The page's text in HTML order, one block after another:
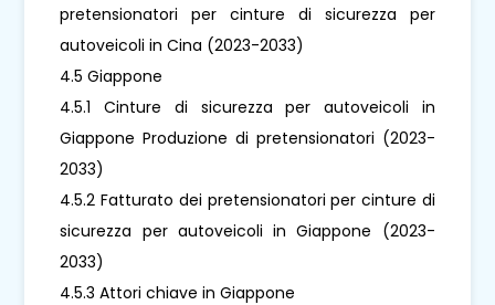
pretensionatori per cinture di sicurezza per
autoveicoli in Cina (2023-2033)
4.5 Giappone
4.5.1 Cinture di sicurezza per autoveicoli in
Giappone Produzione di pretensionatori (2023-
2033)
4.5.2 Fatturato dei pretensionatori per cinture di
sicurezza per autoveicoli in Giappone (2023-
2033)
4.5.3 Attori chiave in Giappone